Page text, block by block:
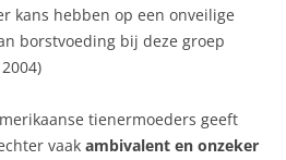
kans hebben op een onveilige
borstvoeding bij deze groep
tienermoeders geeft
vaak ambivalent en onzeker